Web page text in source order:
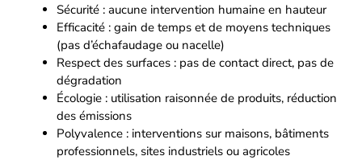
Sécurité : aucune intervention humaine en hauteur
Efficacité : gain de temps et de moyens techniques
(pas d’échafaudage ou nacelle)
Respect des surfaces : pas de contact direct, pas de
dégradation
Écologie : utilisation raisonnée de produits, réduction
des émissions
Polyvalence : interventions sur maisons, bâtiments
professionnels, sites industriels ou agricoles